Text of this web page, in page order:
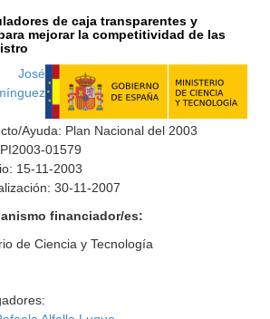
de caja transparentes y
mejorar la competitividad de las
José
Ayuda: Plan Nacional del 2003
01579
15-11-2003
30-11-2007
financiador/es:
de Ciencia y Tecnología